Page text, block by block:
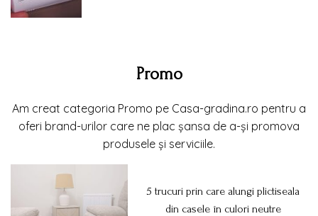
Promo
Am creat categoria Promo pe Casa-gradina.ro pentru a
oferi brand-urilor care ne plac șansa de a-și promova
produsele și serviciile.
5 trucuri prin care alungi plictiseala
din casele în culori neutre